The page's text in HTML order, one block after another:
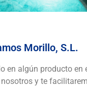
Morillo, S.L.
en algún producto en
y te